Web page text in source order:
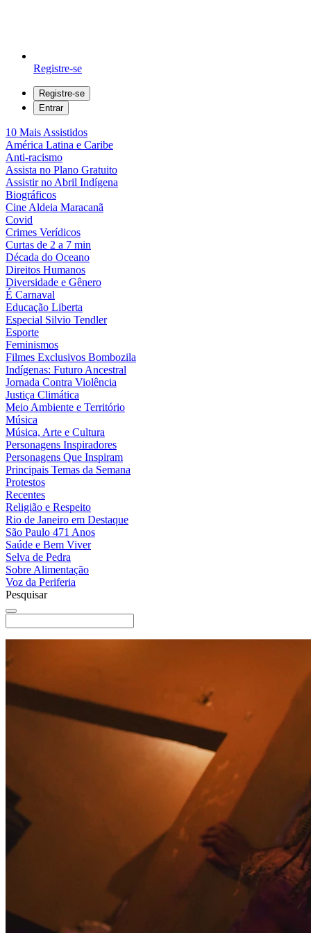
Registre-se
Registre-se
Entrar
10 Mais Assistidos
América Latina e Caribe
Anti-racismo
Assista no Plano Gratuito
Assistir no Abril Indígena
Biográficos
Cine Aldeia Maracanã
Covid
Crimes Verídicos
Curtas de 2 a 7 min
Década do Oceano
Direitos Humanos
Diversidade e Gênero
É Carnaval
Educação Liberta
Especial Silvio Tendler
Esporte
Feminismos
Filmes Exclusivos Bombozila
Indígenas: Futuro Ancestral
Jornada Contra Violência
Justiça Climática
Meio Ambiente e Território
Música
Música, Arte e Cultura
Personagens Inspiradores
Personagens Que Inspiram
Principais Temas da Semana
Protestos
Recentes
Religião e Respeito
Rio de Janeiro em Destaque
São Paulo 471 Anos
Saúde e Bem Viver
Selva de Pedra
Sobre Alimentação
Voz da Periferia
Pesquisar